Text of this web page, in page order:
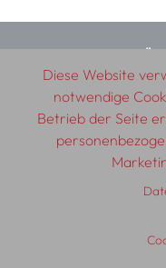
© 2026
Über uns
Datenschutzerklärung
Diese Website
notwendige
Betrieb der Seite